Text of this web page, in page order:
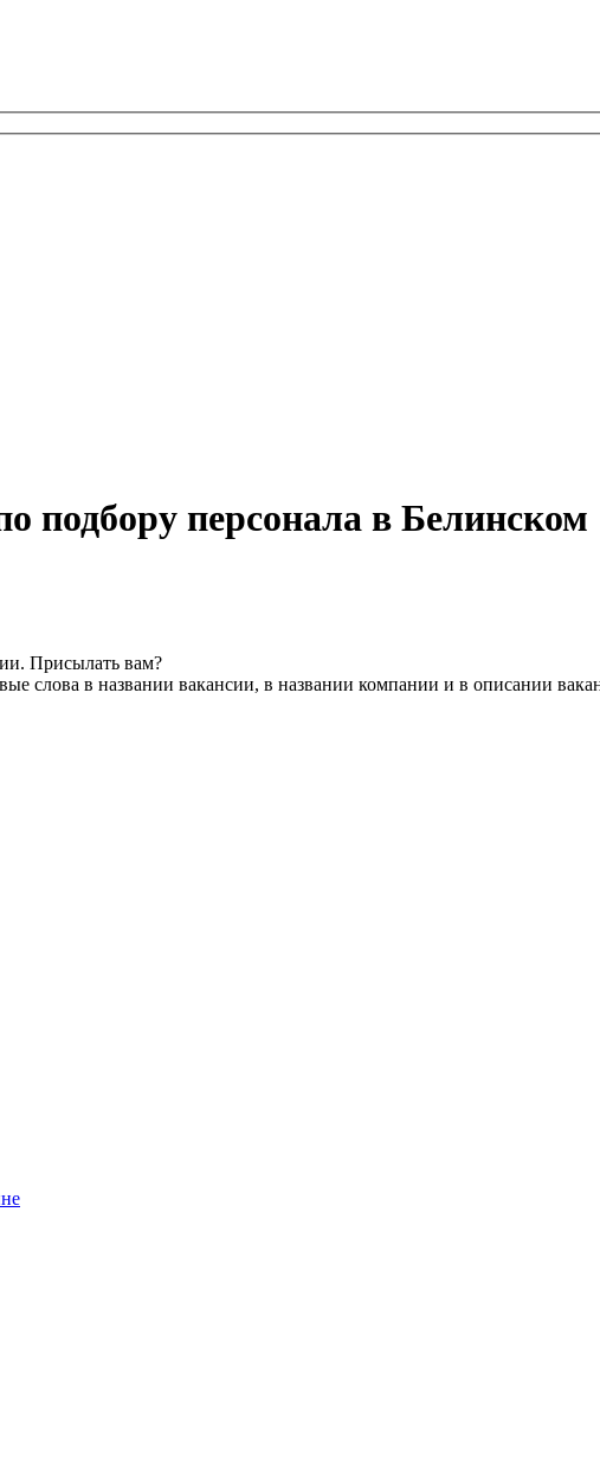
подбору персонала в Белинском
Присылать вам?
слова в названии вакансии, в названии компании и в описании